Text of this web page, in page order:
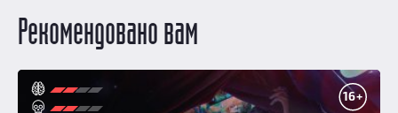
Рекомендовано вам
16+